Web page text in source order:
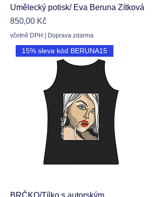
Umělecký potisk/ Eva Beruna Zítková
Cena
850,00 Kč
včetně DPH Doprava zdarma
15% sleva kód BERUNA15
BRČKO/Tílko s autorským